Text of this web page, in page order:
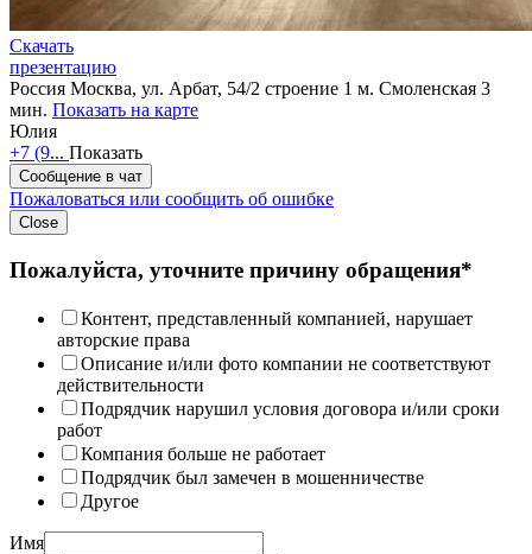
Скачать
презентацию
Россия Москва, ул. Арбат, 54/2 строение 1 м. Смоленская 3
мин. Показать на карте
Юлия
+7 (9... Показать
Сообщение в чат
Пожаловаться или сообщить об ошибке
Close
Пожалуйста, уточните причину обращения*
Контент, представленный компанией, нарушает
авторские права
Описание и/или фото компании не соответствуют
действительности
Подрядчик нарушил условия договора и/или сроки
работ
Компания больше не работает
Подрядчик был замечен в мошенничестве
Другое
Имя